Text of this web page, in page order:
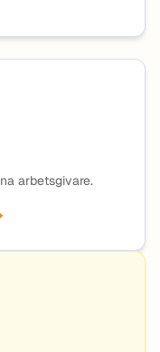
arbetsgivare.